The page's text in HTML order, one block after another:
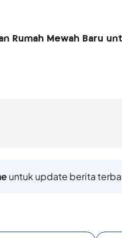
Rumah Mewah Baru
untuk update berita